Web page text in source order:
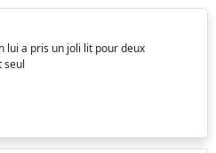
lui a pris un joli lit pour deux
seul